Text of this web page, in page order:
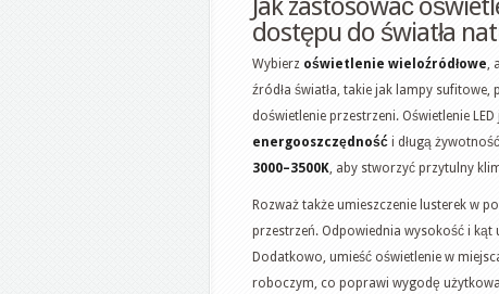
Jak zastosować
dostępu do światła
Wybierz oświetlenie wieloźródłowe,
źródła światła, takie jak lampy
doświetlenie przestrzeni. Oświetlenie
energooszczędność i długą
3000–3500K, aby stworzyć przytulny
Rozważ także umieszczenie lusterek w
przestrzeń. Odpowiednia wysokość i
Dodatkowo, umieść oświetlenie w
roboczym, co poprawi wygodę